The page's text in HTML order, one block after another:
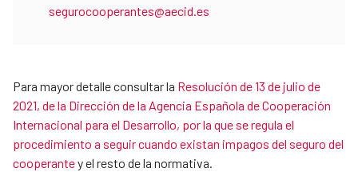
segurocooperantes@aecid.es
Para mayor detalle consultar la Resolución de 13 de julio de
2021, de la Dirección de la Agencia Española de Cooperación
Internacional para el Desarrollo, por la que se regula el
procedimiento a seguir cuando existan impagos del seguro del
cooperantey el resto de la normativa.